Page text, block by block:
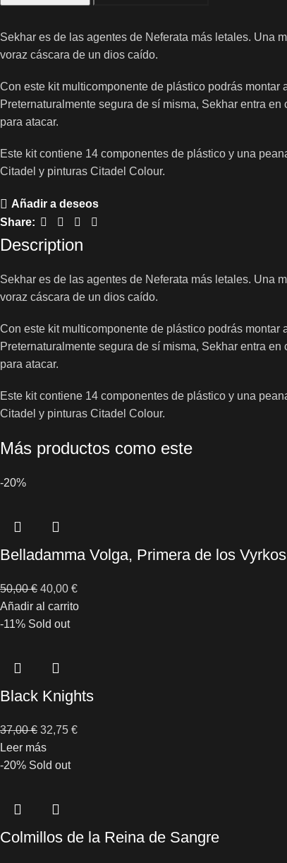
Sekhar es de las agentes de Neferata más letales. Una
voraz cáscara de un dios caído.
Con este kit multicomponente de plástico podrás
Preternaturalmente segura de sí misma, Sekhar entra
para atacar.
Este kit contiene 14 componentes de plástico y una
Citadel y pinturas Citadel Colour.
Añadir a deseos
Share:
Description
Sekhar es de las agentes de Neferata más letales. Una
voraz cáscara de un dios caído.
Con este kit multicomponente de plástico podrás
Preternaturalmente segura de sí misma, Sekhar entra
para atacar.
Este kit contiene 14 componentes de plástico y una
Citadel y pinturas Citadel Colour.
Más productos como este
-20%
Belladamma Volga, Primera de los Vyrkos
50,00€ 40,00 €
Añadir al carrito
-11% Sold out
Black Knights
37,00€ 32,75 €
Leer más
-20% Sold out
Colmillos de la Reina de Sangre